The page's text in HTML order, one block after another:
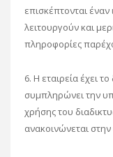
επισκέπτονται
λειτουργούν και
πληροφορίες
6. Η εταιρεία έχει
συμπληρώνει την
χρήσης του
ανακοινώνεται στην